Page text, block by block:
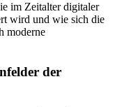
im Zeitalter digitaler
wird und wie sich die
moderne
der